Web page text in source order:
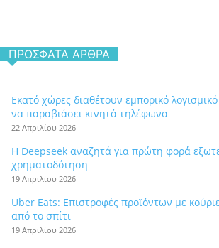
ΠΡΌΣΦΑΤΑ ΆΡΘΡΑ
Εκατό χώρες διαθέτουν εμπορικό
να παραβιάσει κινητά τηλέφωνα
22 Απριλίου 2026
Η Deepseek αναζητά για πρώτη φορά
χρηματοδότηση
19 Απριλίου 2026
Uber Eats: Επιστροφές προϊόντων με
από το σπίτι
19 Απριλίου 2026